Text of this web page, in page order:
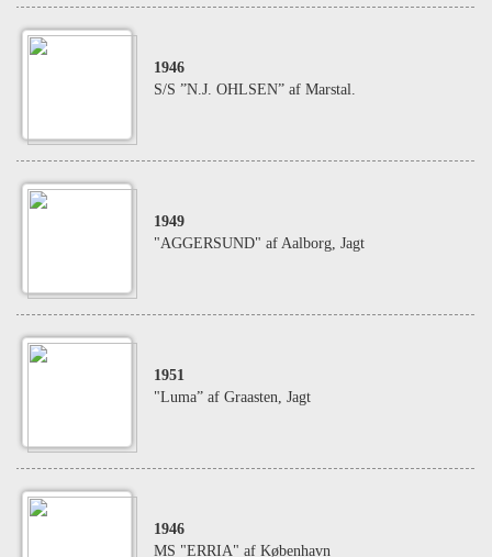
1946
S/S ”N.J. OHLSEN” af Marstal.
1949
"AGGERSUND" af Aalborg, Jagt
1951
"Luma” af Graasten, Jagt
1946
MS "ERRIA" af København